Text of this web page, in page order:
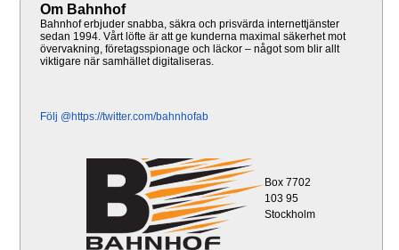
Om Bahnhof
Bahnhof erbjuder snabba, säkra och prisvärda internettjänster
sedan 1994. Vårt löfte är att ge kunderna maximal säkerhet mot
övervakning, företagsspionage och läckor – något som blir allt
viktigare när samhället digitaliseras.
Följ @https://twitter.com/bahnhofab
Box 7702
103 95
Stockholm